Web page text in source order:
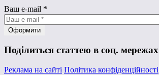
Ваш e-mail *
Поділиться статтею в соц. мережах
Реклама на сайті Політика конфіденційності